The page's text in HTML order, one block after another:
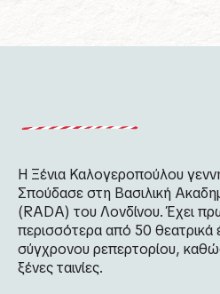
Η Ξένια Καλογεροπούλου
Σπούδασε στη Βασιλική
(RADA) του Λονδίνου. Έχει
περισσότερα από 50 θεατρικά
σύγχρονου ρεπερτορίου,
ξένες ταινίες.